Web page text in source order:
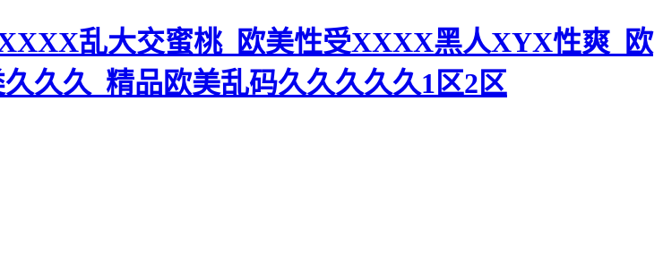
乱大交蜜桃_欧美性受XXXX黑人XYX性爽_欧
久久_精品欧美乱码久久久久久1区2区